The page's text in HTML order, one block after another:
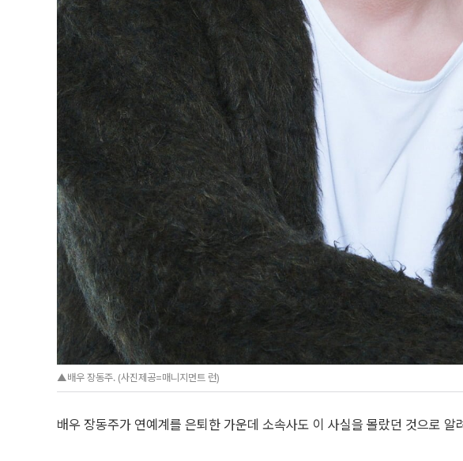
▲배우 장동주. (사진제공=매니지먼트 런)
배우 장동주가 연예계를 은퇴한 가운데 소속사도 이 사실을 몰랐던 것으로 알